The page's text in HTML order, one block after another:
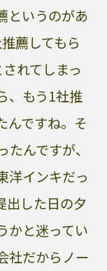
というのがあ
薦してもら
れてしまっ
、もう1社推
んですね。そ
んですが、
洋インキだっ
出した日の夕
かと迷ってい
社だからノー